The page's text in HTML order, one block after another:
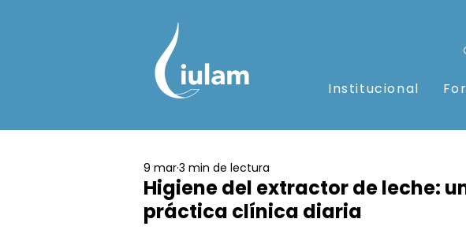
Institucional
Higiene del extractor de leche:
práctica clínica diaria
9 mar3 min de lectura